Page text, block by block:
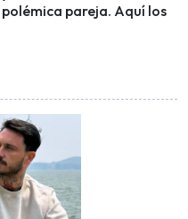
pareja. Aquí los